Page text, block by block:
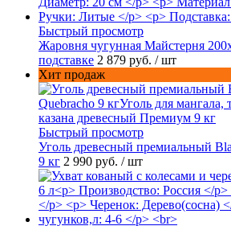
Быстрый просмотр
Жаровня чугунная Майстерня
подставке 2 879 руб. / шт
Хит продаж
Быстрый просмотр
Уголь древесный премиальный
9 кг 2 990 руб. / шт